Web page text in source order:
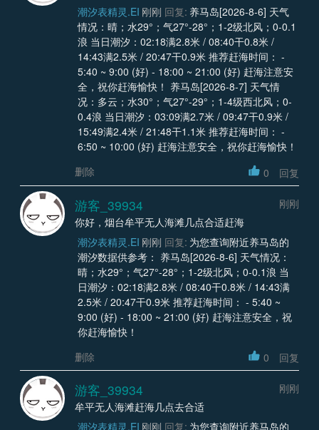
潮汐表精灵.EI 刚刚 回复: 养马岛[2026-8-6] 天气
情况：晴；水29°；气27°-28°；1-2级北风；0-0.1
浪 当日潮汐：02:18满2.8米 / 08:40干0.8米 /
14:43满2.5米 / 20:47干0.9米 推荐赶海时间： -
5:40 ~ 9:00 (好) - 18:00 ~ 21:00 (好) 赶海注意安
全，祝你赶海愉快！ 养马岛[2026-8-7] 天气情
况：多云；水30°；气27°-29°；1-4级西北风；0-
0.4浪 当日潮汐：03:09满2.7米 / 09:47干0.9米 /
15:49满2.4米 / 21:48干1.1米 推荐赶海时间： -
6:50 ~ 10:00 (好) 赶海注意安全，祝你赶海愉快！
删除
0 回复
游客_39934
刚刚
你好，烟台牟平无人海滩几点合适赶海
潮汐表精灵.EI 刚刚 回复: 为您查询附近养马岛的
潮汐数据供参考： 养马岛[2026-8-6] 天气情况：
晴；水29°；气27°-28°；1-2级北风；0-0.1浪 当
日潮汐：02:18满2.8米 / 08:40干0.8米 / 14:43满
2.5米 / 20:47干0.9米 推荐赶海时间： - 5:40 ~
9:00 (好) - 18:00 ~ 21:00 (好) 赶海注意安全，祝
你赶海愉快！
删除
0 回复
游客_39934
刚刚
牟平无人海滩赶海几点去合适
潮汐表精灵.EI 刚刚 回复: 为您查询附近养马岛的